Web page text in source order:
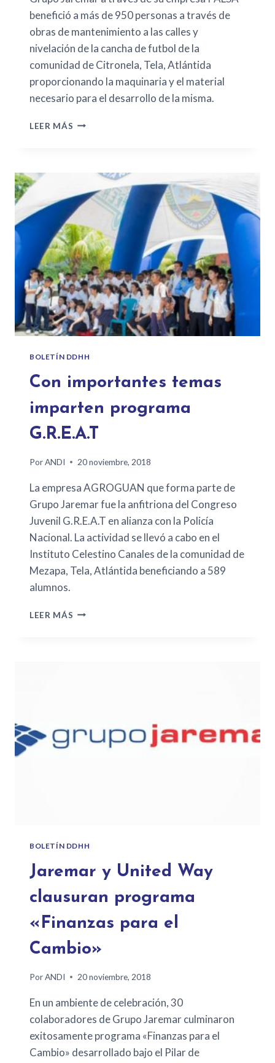
benefició a más de 950 personas a través de
obras de mantenimiento a las calles y
nivelación de la cancha de futbol de la
comunidad de Citronela, Tela, Atlántida
proporcionando la maquinaria y el material
necesario para el desarrollo de la misma.
LEER MÁS
BOLETÍN DDHH
Con importantes temas
imparten programa
G.R.E.A.T
PorANDI 20 noviembre, 2018
La empresa AGROGUAN que forma parte de
Grupo Jaremar fue la anfitriona del Congreso
Juvenil G.R.E.A.T en alianza con la Policía
Nacional. La actividad se llevó a cabo en el
Instituto Celestino Canales de la comunidad de
Mezapa, Tela, Atlántida beneficiando a 589
alumnos.
LEER MÁS
BOLETÍN DDHH
Jaremar y United Way
clausuran programa
«Finanzas para el
Cambio»
PorANDI 20 noviembre, 2018
En un ambiente de celebración, 30
colaboradores de Grupo Jaremar culminaron
exitosamente programa «Finanzas para el
Cambio» desarrollado bajo el Pilar de